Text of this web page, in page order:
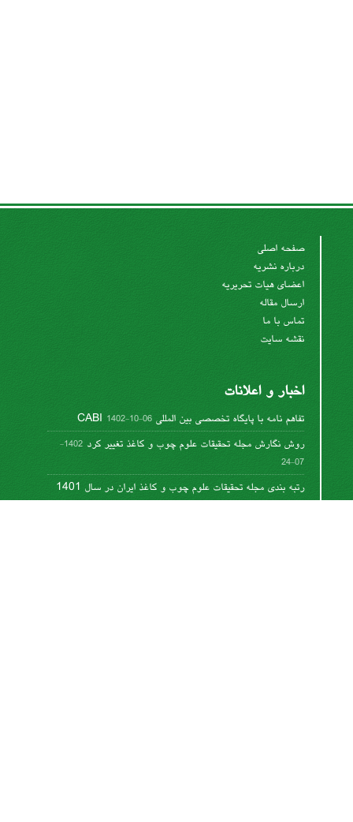
صفحه اصلی
درباره نشریه
اعضای هیات تحریریه
ارسال مقاله
تماس با ما
نقشه سایت
اخبار و اعلانات
تفاهم نامه با پایگاه تخصصی بین المللی CABI 1402-10-06
روش نگارش مجله تحقیقات علوم چوب و کاغذ تغییر کرد
1402-
07-24
رتبه بندی مجله تحقیقات علوم چوب و کاغذ ایران در سال 1401